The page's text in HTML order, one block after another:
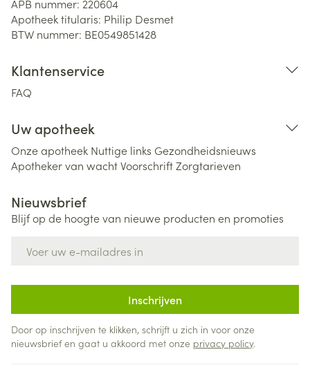
APB nummer: 220604
Apotheek titularis: Philip Desmet
BTW nummer: BE0549851428
Klantenservice
FAQ
Uw apotheek
Onze apotheek Nuttige links Gezondheidsnieuws
Apotheker van wachtVoorschriftZorgtarieven
Nieuwsbrief
Blijf op de hoogte van nieuwe producten en promoties
Inschrijven
Door op inschrijven te klikken, schrijft u zich in voor onze
nieuwsbrief en gaat u akkoord met onze privacy policy.